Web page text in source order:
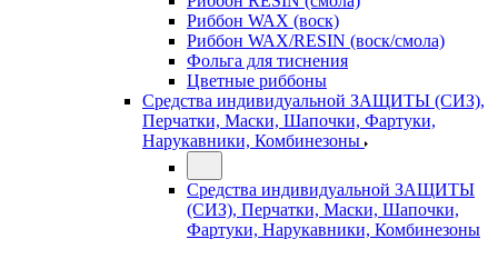
Риббон WAX (воск)
Риббон WAX/RESIN (воск/смола)
Фольга для тиснения
Цветные риббоны
Средства индивидуальной ЗАЩИТЫ (СИЗ),
Перчатки, Маски, Шапочки, Фартуки,
Нарукавники, Комбинезоны
Средства индивидуальной ЗАЩИТЫ
(СИЗ), Перчатки, Маски, Шапочки,
Фартуки, Нарукавники, Комбинезоны